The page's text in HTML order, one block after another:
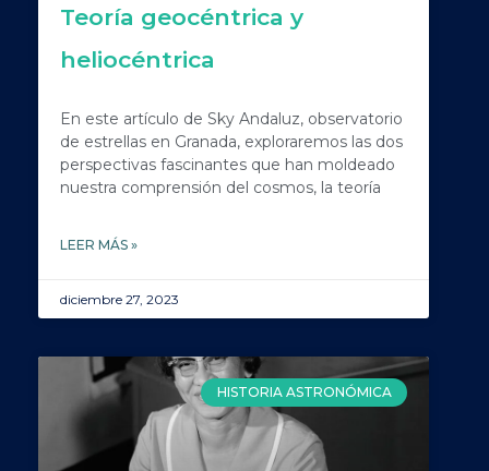
Teoría geocéntrica y
heliocéntrica
En este artículo de Sky Andaluz, observatorio
de estrellas en Granada, exploraremos las dos
perspectivas fascinantes que han moldeado
nuestra comprensión del cosmos, la teoría
LEER MÁS »
diciembre 27, 2023
HISTORIA ASTRONÓMICA